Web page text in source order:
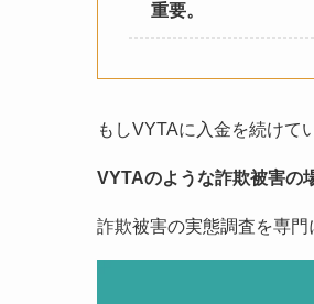
重要。
もしVYTAに入金を続けて
VYTAのような詐欺被害の
詐欺被害の実態調査を専門